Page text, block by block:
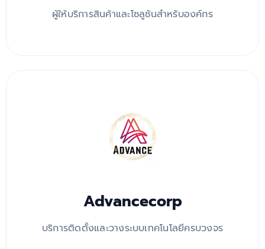
ผู้ให้บริการสินค้าและโซลูชันสำหรับองค์กร
Advancecorp
บริการติดตั้งและวางระบบเทคโนโลยีครบวงจร